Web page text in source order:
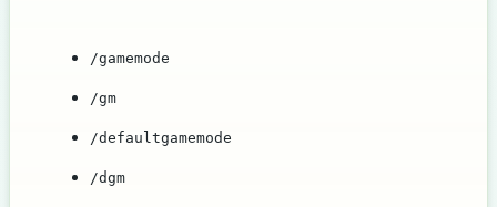
/gamemode
/gm
/defaultgamemode
/dgm